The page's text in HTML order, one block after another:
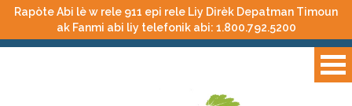
Rapòte Abi lè w rele 911 epi rele Liy Dirèk Depatman Timoun
ak Fanmi abi liy telefonik abi: 1.800.792.5200